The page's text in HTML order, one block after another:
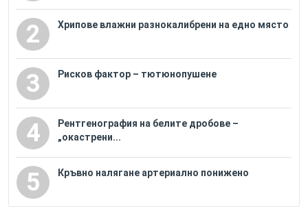
2 Хрипове влажни разнокалибрени на едно място
3 Рисков фактор – тютюнопушене
4
Рентгенография на белите дробове –
„окастрени...
5 Кръвно налягане артериално понижено